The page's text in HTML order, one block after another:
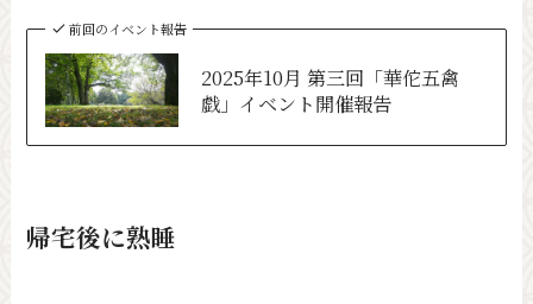
前回のイベント報告
2025年10月 第三回「華佗五禽
戯」イベント開催報告
帰宅後に熟睡